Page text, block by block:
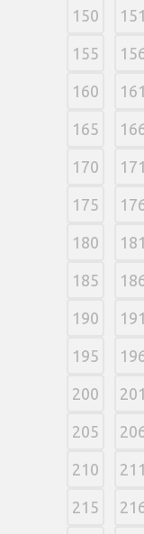
150 151
155
160 161
165
170 171
175
180 181
185
190 191
195
200 201
205
210 211
215